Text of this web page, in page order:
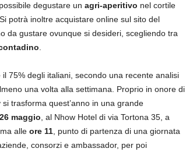
degustare un agri-aperitivo nel cortile
potrà inoltre acquistare online sul sito del
da gustare ovunque si desideri, scegliendo tra
75% degli italiani, secondo una recente analisi
una volta alla settimana. Proprio in onore di
trasforma quest’anno in una grande
maggio , al Nhow Hotel di via Tortona 35, a
alle ore 11, punto di partenza di una giornata
consorzi e ambassador, per poi